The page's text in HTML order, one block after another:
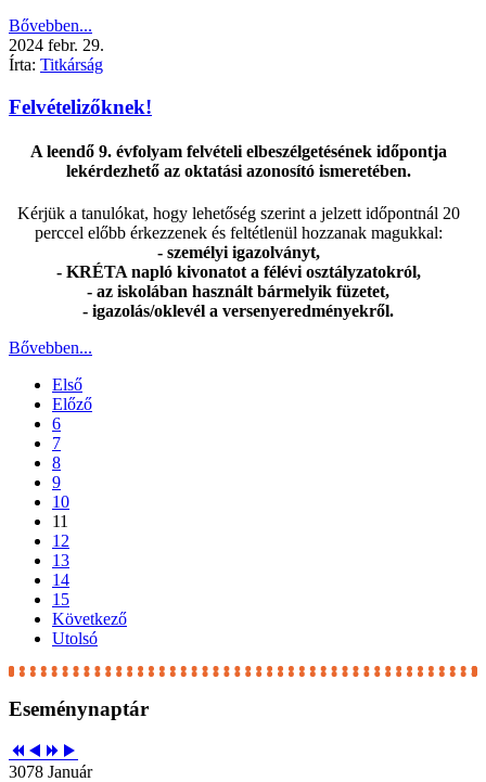
Bővebben...
2024 febr. 29.
Írta: Titkárság
Felvételizőknek!
A leendő 9. évfolyam felvételi elbeszélgetésének időpontja
lekérdezhető az oktatási azonosító ismeretében.
Kérjük a tanulókat, hogy lehetőség szerint a jelzett időpontnál 20
perccel előbb érkezzenek és feltétlenül hozzanak magukkal:
- személyi igazolványt,
- KRÉTA napló kivonatot a félévi osztályzatokról,
- az iskolában használt bármelyik füzetet,
- igazolás/oklevél a versenyeredményekről.
Bővebben...
Első
Előző
6
7
8
9
10
11
12
13
14
15
Következő
Utolsó
Eseménynaptár
3078 Január